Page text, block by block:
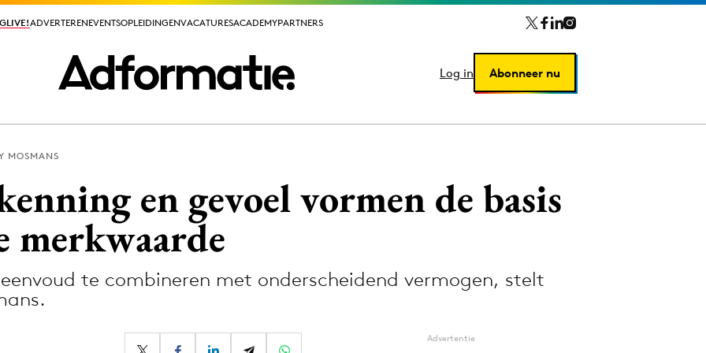
ADVERTERENEVENTSOPLEIDINGENVACATURESACADEMYPARTNERS
Log in Abonneer nu
ADVERTERENEVENTSOPLEIDINGENVACATURESACADEMYPARTNERS
Log in Abonneer nu
Media
PR
MOSMANS
en gevoel vormen de basis
merkwaarde
te combineren met onderscheidend vermogen, stelt
Advertentie